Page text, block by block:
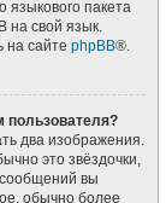
языкового пакета
на свой язык.
сайте phpBB®.
пользователя?
два изображения.
это звёздочки,
сообщений вы
обычно более